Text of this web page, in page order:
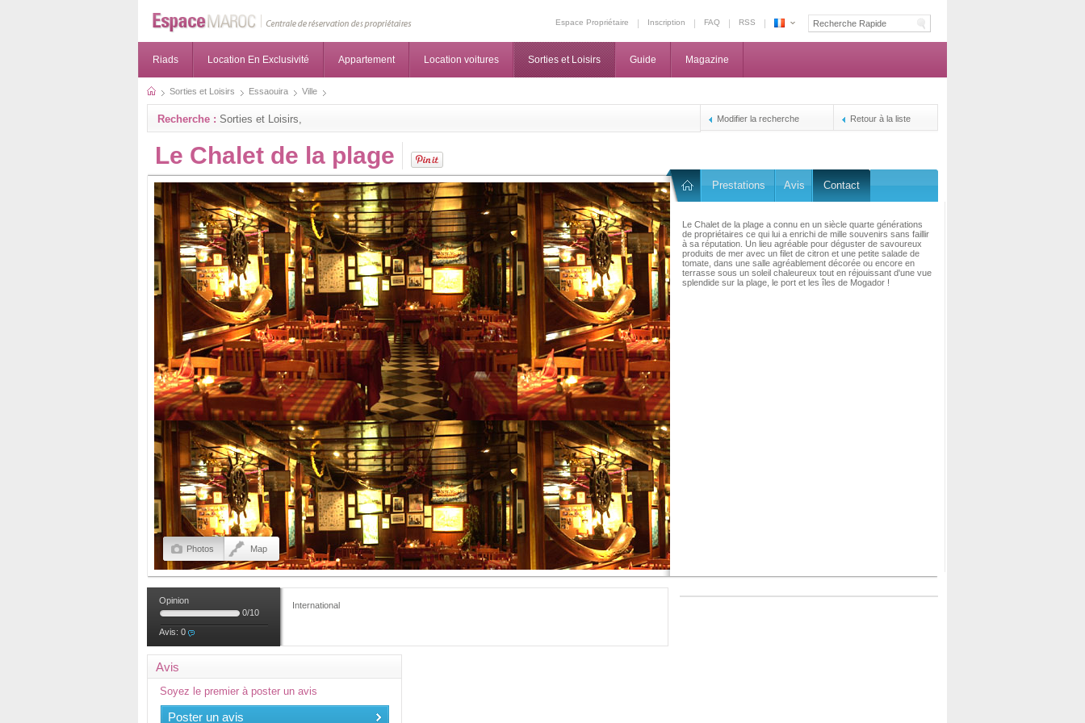
Espace Propriétaire Inscription FAQ
RSS
Riads Location En Exclusivité Appartement Location voitures Sorties et Loisirs Guide Magazine
Sorties et Loisirs Essaouira Ville
Recherche : Sorties et Loisirs, Modifier la recherche Retour à la liste
Le Chalet de la plage
Photos Map
Prestations Avis Contact
Le Chalet de la plage a connu en un siècle quarte générations
de propriétaires ce qui lui a enrichi de mille souvenirs sans faillir
à sa réputation. Un lieu agréable pour déguster de savoureux
produits de mer avec un filet de citron et une petite salade de
tomate, dans une salle agréablement décorée ou encore en
terrasse sous un soleil chaleureux tout en réjouissant d'une vue
splendide sur la plage, le port et les îles de Mogador !
Opinion
0/10
Avis: 0
International
Avis
Soyez le premier à poster un avis
Poster un avis